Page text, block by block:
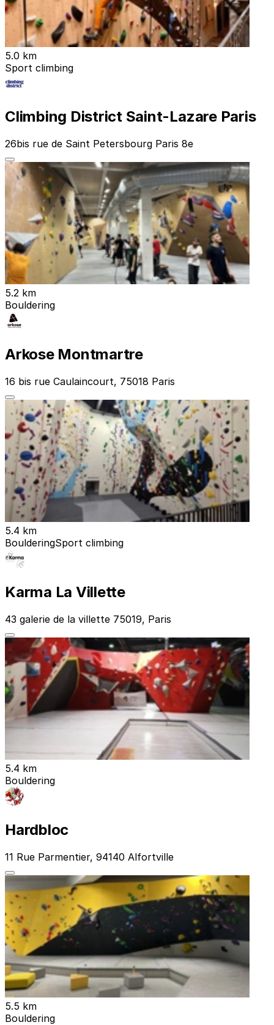
5.0 km
Sport climbing
Climbing District Saint-Lazare Paris
26bis rue de Saint Petersbourg Paris 8e
5.2 km
Bouldering
Arkose Montmartre
16 bis rue Caulaincourt, 75018 Paris
5.4 km
BoulderingSport climbing
Karma La Villette
43 galerie de la villette 75019, Paris
5.4 km
Bouldering
Hardbloc
11 Rue Parmentier, 94140 Alfortville
5.5 km
Bouldering